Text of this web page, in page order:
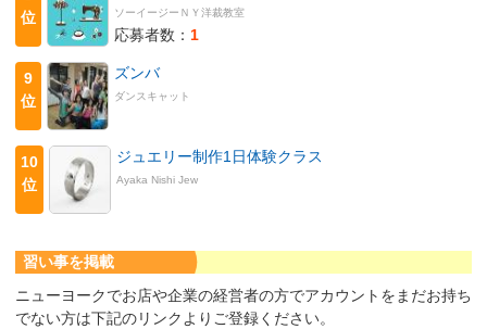
位
ソーイージーＮＹ洋裁教室
応募者数： 1
9
位
ズンバ
ダンスキャット
10
位
ジュエリー制作1日体験クラス
Ayaka Nishi Jew
習い事を掲載
ニューヨークでお店や企業の経営者の方でアカウントをまだお持ち
でない方は下記のリンクよりご登録ください。